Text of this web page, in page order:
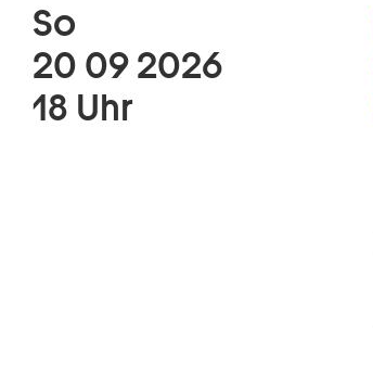
So
20 09 2026
18 Uhr